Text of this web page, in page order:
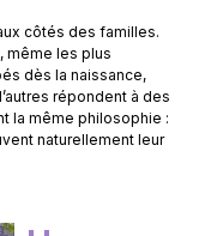
côtés des familles.
même les plus
dès la naissance,
répondent à des
la même philosophie :
naturellement leur